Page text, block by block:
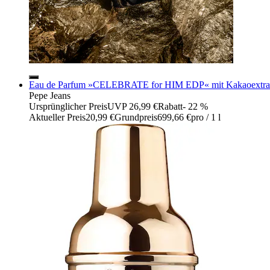
Eau de Parfum »CELEBRATE for HIM EDP« mit
Pepe Jeans
Ursprünglicher PreisUVP 26,99 €Rabatt- 22 %
Aktueller Preis20,99 €Grundpreis699,66 €pro / 1 l